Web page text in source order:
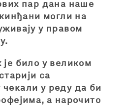
пар дана наше
могли на
у правом
било у великом
са
у реду да би
а нарочито